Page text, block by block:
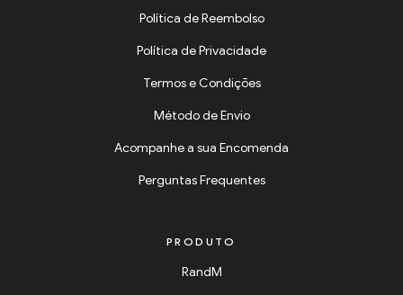
Política de Reembolso
Política de Privacidade
Termos e Condições
Método de Envio
Acompanhe a sua Encomenda
Perguntas Frequentes
PRODUTO
RandM